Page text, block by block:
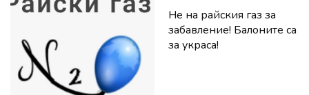
Не на райския газ за
забавление! Балоните са
за украса!